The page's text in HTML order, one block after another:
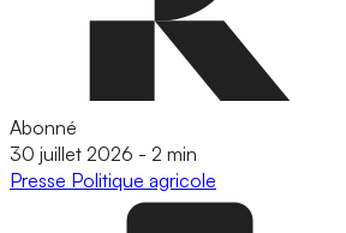
Abonné
30 juillet 2026 - 2 min
Presse Politique agricole